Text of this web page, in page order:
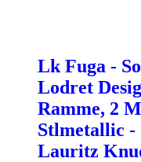
Lk Fuga -
Lodret
Ramme, 2
Stlmetallic -
Lauritz